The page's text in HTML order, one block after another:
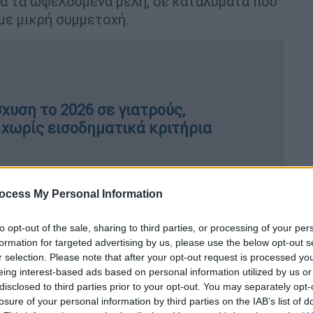
My Personal Information
opt-out of the sale, sharing to third parties, or processing of your
for targeted advertising by us, please use the below opt-out
selection. Please note that after your opt-out request is processed
interest-based ads based on personal information utilized by us
to third parties prior to your opt-out. You may separately
of your personal information by third parties on the IAB’s list of
μικρή συμμετοχή.
το 2026 σε γιατρούς,
εισοδηματικά κριτήρια
των αιτήσεων θα εξελίσσεται σταδιακά
των δικαιούχων.
σύμφωνα με το τελευταίο